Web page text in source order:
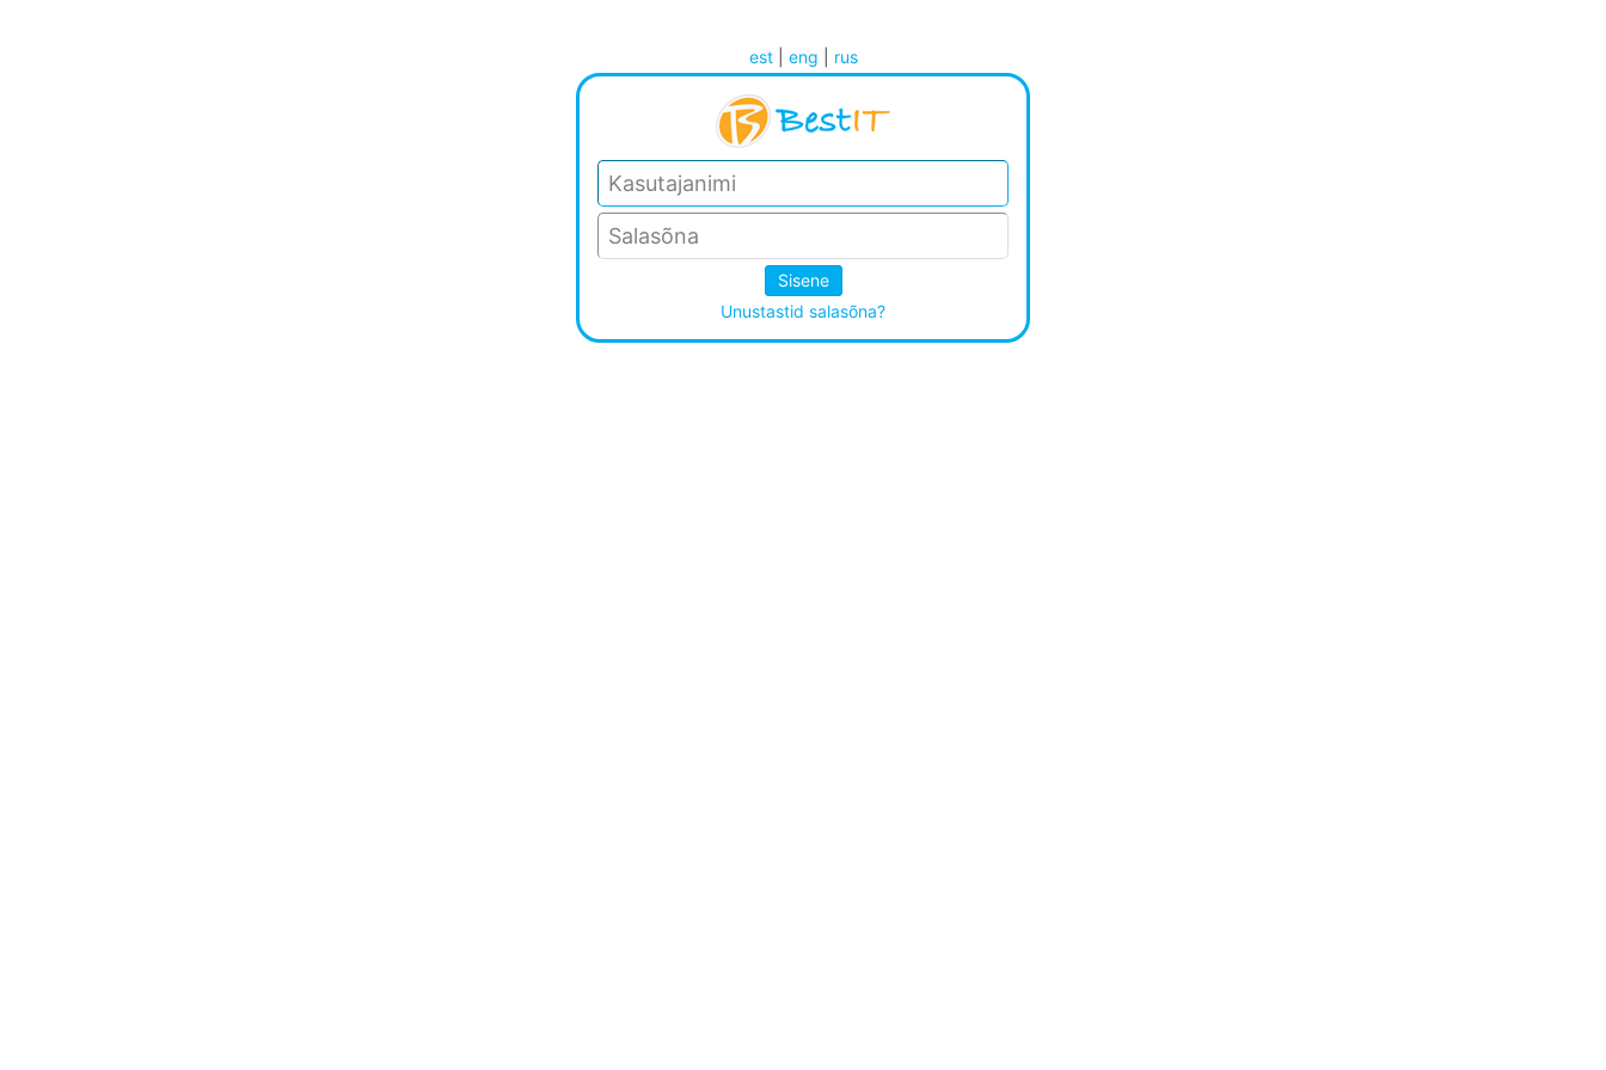
est| eng rus
Unustastid salasõna?